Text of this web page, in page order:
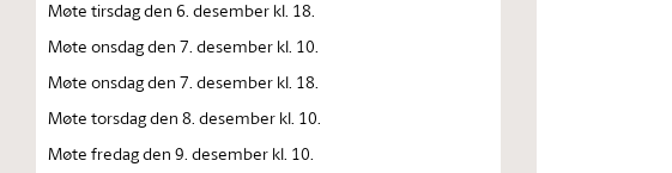
Møte tirsdag den 6. desember kl. 18.
Møte onsdag den 7. desember kl. 10.
Møte onsdag den 7. desember kl. 18.
Møte torsdag den 8. desember kl. 10.
Møte fredag den 9. desember kl. 10.